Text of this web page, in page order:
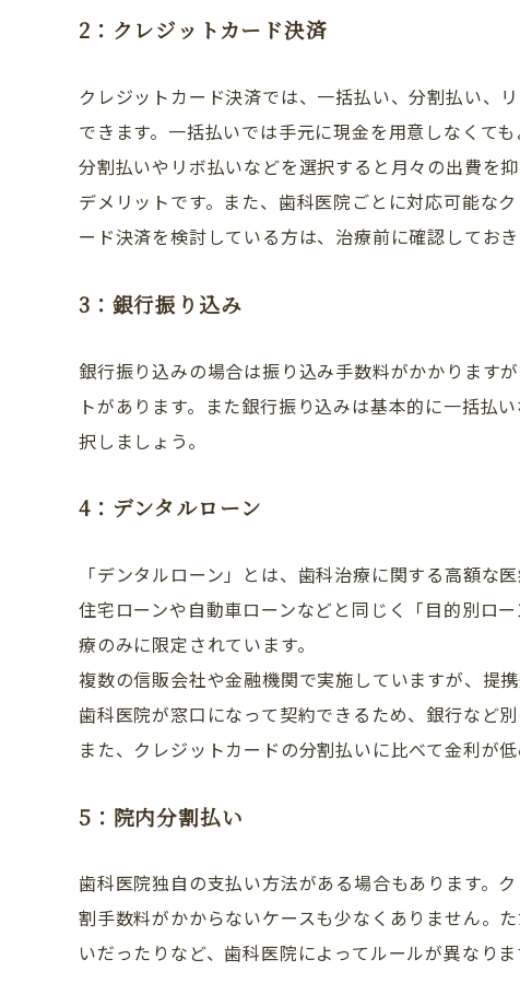
2：クレジットカード決済
クレジットカード決済では、一括払い、分割払い、
できます。一括払いでは手元に現金を用意しなくて
分割払いやリボ払いなどを選択すると月々の出費を
デメリットです。また、歯科医院ごとに対応可能な
ード決済を検討している方は、治療前に確認しておき
3：銀行振り込み
銀行振り込みの場合は振り込み手数料がかかります
トがあります。また銀行振り込みは基本的に一括払
択しましょう。
4：デンタルローン
「デンタルローン」とは、歯科治療に関する高額な
住宅ローンや自動車ローンなどと同じく「目的別ロ
療のみに限定されています。
複数の信販会社や金融機関で実施していますが、提
歯科医院が窓口になって契約できるため、銀行など
また、クレジットカードの分割払いに比べて金利が
5：院内分割払い
歯科医院独自の支払い方法がある場合もあります。
割手数料がかからないケースも少なくありません。
いだったりなど、歯科医院によってルールが異なりま